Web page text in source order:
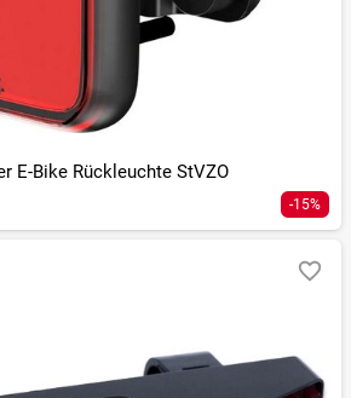
E-Bike Rückleuchte StVZO
-15%